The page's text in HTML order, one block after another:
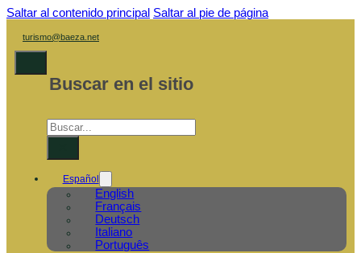
Saltar al contenido principal Saltar al pie de página
turismo@baeza.net
Buscar en el sitio
Buscar
Español
English
Français
Deutsch
Italiano
Português